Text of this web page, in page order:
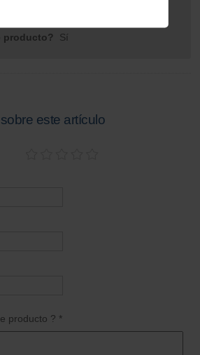
seguire comprando.
producto? Sí
este artículo
producto ? *